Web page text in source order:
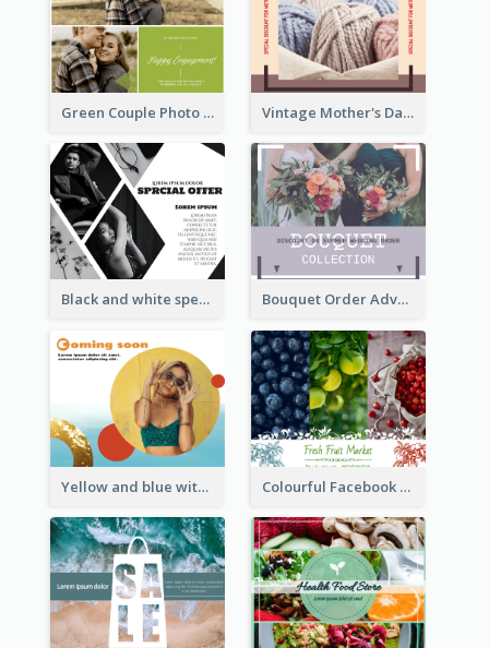
Green Couple Photo Happy Engagement Facebook Post Vintage Mother's Day Special Offer Facebook Post Design
Black and white special offer Facebook Post Bouquet Order Advert Facebook Post
Yellow and blue with photographic Facebook Post Colourful Facebook Post About Fruit Market With Photos